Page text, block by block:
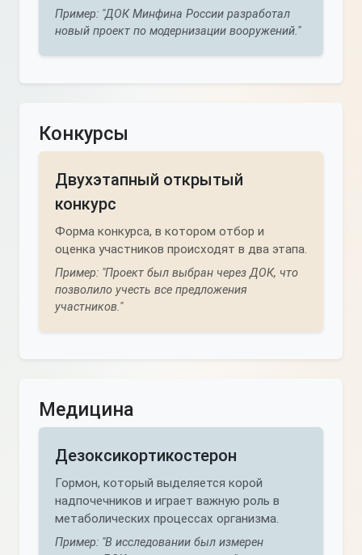
Пример: "ДОК Минфина России разработал
новый проект по модернизации вооружений."
Конкурсы
Двухэтапный открытый
конкурс
Форма конкурса, в котором отбор и
оценка участников происходят в два этапа.
Пример: "Проект был выбран через ДОК, что
позволило учесть все предложения
участников."
Медицина
Дезоксикортикостерон
Гормон, который выделяется корой
надпочечников и играет важную роль в
метаболических процессах организма.
Пример: "В исследовании был измерен